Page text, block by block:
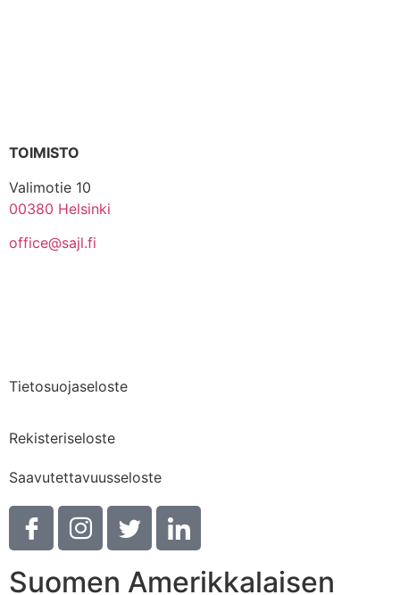
TOIMISTO
Valimotie 10
00380 Helsinki
office@sajl.fi
Tietosuojaseloste
Rekisteriseloste
Saavutettavuusseloste
Suomen Amerikkalaisen